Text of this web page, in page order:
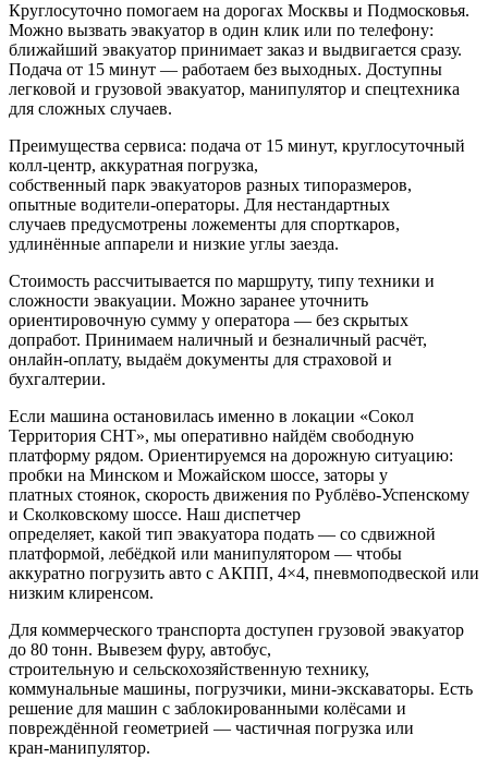
Круглосуточно помогаем на дорогах Москвы и Подмосковья.
Можно вызвать эвакуатор в один клик или по телефону:
ближайший эвакуатор принимает заказ и выдвигается сразу.
Подача от 15 минут — работаем без выходных. Доступны
легковой и грузовой эвакуатор, манипулятор и спецтехника
для сложных случаев.
Преимущества сервиса: подача от 15 минут, круглосуточный
колл‑центр, аккуратная погрузка,
собственный парк эвакуаторов разных типоразмеров,
опытные водители-операторы. Для нестандартных
случаев предусмотрены ложементы для спорткаров,
удлинённые аппарели и низкие углы заезда.
Стоимость рассчитывается по маршруту, типу техники и
сложности эвакуации. Можно заранее уточнить
ориентировочную сумму у оператора — без скрытых
допработ. Принимаем наличный и безналичный расчёт,
онлайн-оплату, выдаём документы для страховой и
бухгалтерии.
Если машина остановилась именно в локации «Сокол
Территория СНТ», мы оперативно найдём свободную
платформу рядом. Ориентируемся на дорожную ситуацию:
пробки на Минском и Можайском шоссе, заторы у
платных стоянок, скорость движения по Рублёво-Успенскому
и Сколковскому шоссе. Наш диспетчер
определяет, какой тип эвакуатора подать — со сдвижной
платформой, лебёдкой или манипулятором — чтобы
аккуратно погрузить авто с АКПП, 4×4, пневмоподвеской или
низким клиренсом.
Для коммерческого транспорта доступен грузовой эвакуатор
до 80 тонн. Вывезем фуру, автобус,
строительную и сельскохозяйственную технику,
коммунальные машины, погрузчики, мини-экскаваторы. Есть
решение для машин с заблокированными колёсами и
повреждённой геометрией — частичная погрузка или
кран-манипулятор.